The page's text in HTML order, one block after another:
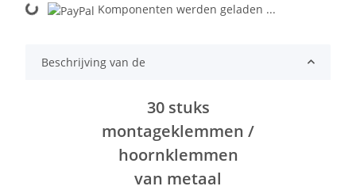
Loading... Komponenten werden geladen ...
Beschrijving van de
30 stuks
montageklemmen /
hoornklemmen
van metaal